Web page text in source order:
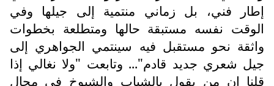
إطار فني، بل زماني منتمية إلى جيلها وفي
الوقت نفسه مستبقة حالها ومتطلعة بخطوات
واثقة نحو مستقبل فيه سينتمي الجواهري إلى
جيل شعري جديد قادم"... وتابعت "ولا نغالي إذا
قلنا إن من يقول بالشباب والشيوخ في مجال